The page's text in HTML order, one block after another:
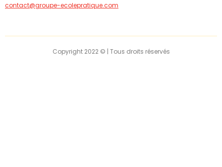
contact@groupe-ecolepratique.com
Copyright 2022 © | Tous droits réservés